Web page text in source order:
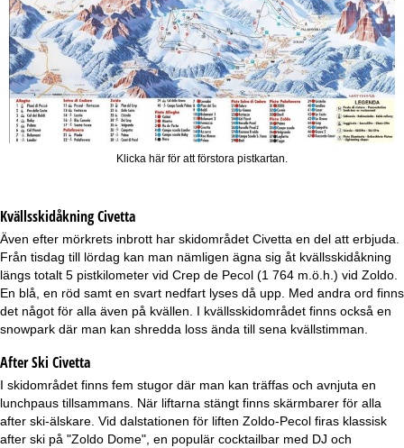
Klicka här för att förstora pistkartan.
KvällsskidåkningCivetta
Även efter mörkrets inbrott har skidområdet Civetta en del att erbjuda.
Från tisdag till lördag kan man nämligen ägna sig åt kvällsskidåkning
längs totalt 5 pistkilometer vid Crep de Pecol (1 764 m.ö.h.) vid Zoldo.
En blå, en röd samt en svart nedfart lyses då upp. Med andra ord finns
det något för alla även på kvällen. I kvällsskidområdet finns också en
snowpark där man kan shredda loss ända till sena kvällstimman.
After Ski Civetta
I skidområdet finns fem stugor där man kan träffas och avnjuta en
lunchpaus tillsammans. När liftarna stängt finns skärmbarer för alla
after ski-älskare. Vid dalstationen för liften Zoldo-Pecol firas klassisk
after ski på "Zoldo Dome", en populär cocktailbar med DJ och